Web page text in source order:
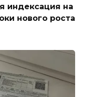
индексация на
нового роста